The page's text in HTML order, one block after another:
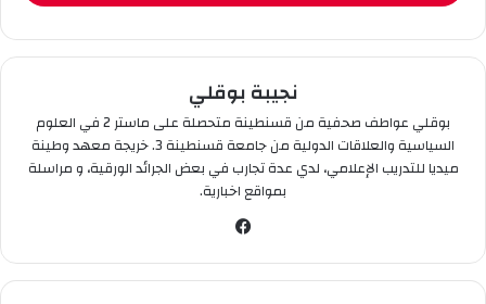
الانتقالات الشهير فابريزيو رومانو، أن النجم الفرنسي
كريم بنزيما وقع على عقد مع نادي الاتحاد السعودي
يمتد حتى عام 2025.
وأضاف فابريزيو رومانو، في تغريدة على حسابه في
“تويتر”، أن العقد يتضمن كذلك خيار التمديد لموسم
نجيبة بوقلي
بوقلي عواطف صحفية من قسنطينة متحصلة على ماستر 2 في العلوم
السياسية والعلاقات الدولية من جامعة قسنطينة 3. خريجة معهد وطينة
ميديا للتدريب الإعلامي، لدي عدة تجارب في بعض الجرائد الورقية، و مراسلة
بمواقع اخبارية.
وك